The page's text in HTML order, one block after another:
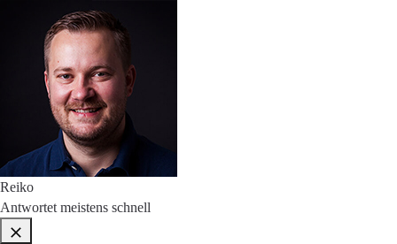
Reiko
Antwortet meistens schnell